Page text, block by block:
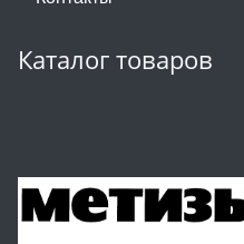
Каталог товаров